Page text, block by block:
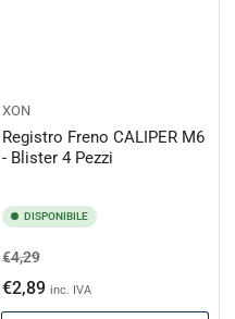
XON
Registro Freno CALIPER M6
- Blister 4 Pezzi
DISPONIBILE
Prezzo
di
listino
€4,29Prezzo
scontato
€2,89 inc. IVA